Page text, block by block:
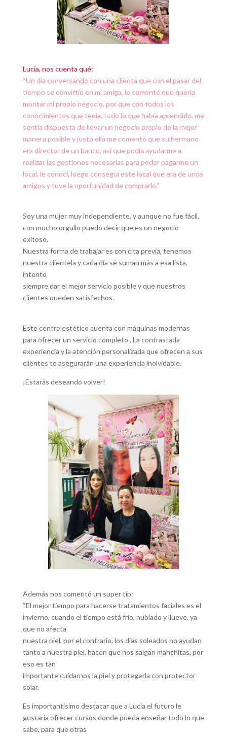
Lucia, nos cuenta qué:
“Un día conversando con una clienta que con el pasar del
tiempo se convirtió en mi amiga, le comenté que quería
montar mi propio negocio, por que con todos los
conocimientos que tenia, todo lo que había aprendido, me
sentía dispuesta de llevar un negocio propio de la mejor
manera posible y justo ella me comentó que su hermano
era director de un banco, así que podía ayudarme a
realizar las gestiones necesarias para poder pagarme un
local, le conocí, luego conseguí este local que era de unos
amigos y tuve la oportunidad de comprarlo.”
Soy una mujer muy independiente, y aunque no fue fácil,
con mucho orgullo puedo decir que es un negocio
exitoso.
Nuestra forma de trabajar es con cita previa, tenemos
nuestra clientela y cada día se suman más a esa lista,
intento
siempre dar el mejor servicio posible y que nuestros
clientes queden satisfechos.
Este centro estético cuenta con máquinas modernas
para ofrecer un servicio completo . La contrastada
experiencia y la atención personalizada que ofrecen a sus
clientes te asegurarán una experiencia inolvidable.
¡Estarás deseando volver!
Además nos comentó un super tip:
“El mejor tiempo para hacerse tratamientos faciales es el
invierno, cuando el tiempo está frio, nublado y llueve, ya
que no afecta
nuestra piel, por el contrario, los días soleados no ayudan
tanto a nuestra piel, hacen que nos salgan manchitas, por
eso es tan
importante cuidarnos la piel y protegerla con protector
solar.
Es importantísimo destacar que a Lucia el futuro le
gustaría ofrecer cursos donde pueda enseñar todo lo que
sabe, para que otras